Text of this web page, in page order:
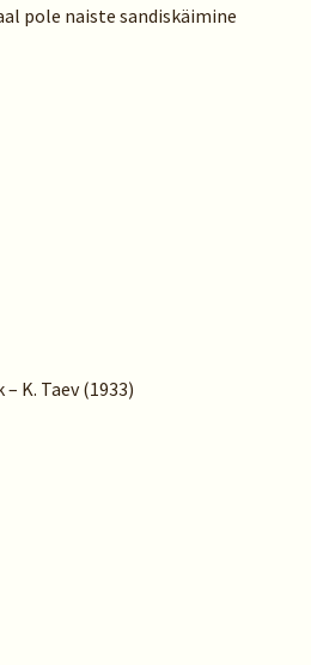
pole naiste sandiskäimine
K. Taev (1933)